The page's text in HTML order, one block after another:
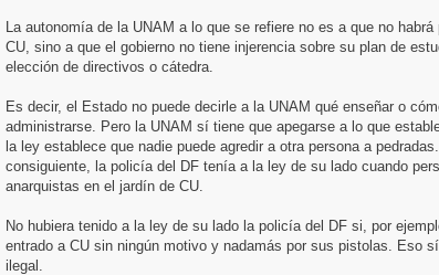
La autonomía de la UNAM a lo que se refiere no es a que no
CU, sino a que el gobierno no tiene injerencia sobre su plan de
elección de directivos o cátedra.
Es decir, el Estado no puede decirle a la UNAM qué enseñar o
administrarse. Pero la UNAM sí tiene que apegarse a lo que
la ley establece que nadie puede agredir a otra persona a
consiguiente, la policía del DF tenía a la ley de su lado cuando
anarquistas en el jardín de CU.
No hubiera tenido a la ley de su lado la policía del DF si, por
entrado a CU sin ningún motivo y nadamás por sus pistolas. Eso
ilegal.